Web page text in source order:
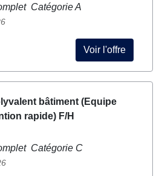
Catégorie A
Voir l'offre
bâtiment (Equipe
rapide) F/H
Catégorie C